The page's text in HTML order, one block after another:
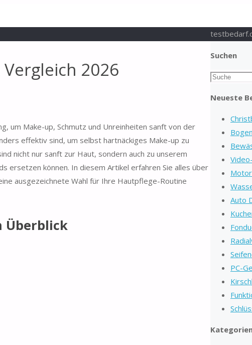
2026
um Make-up, Schmutz und Unreinheiten sanft von der
effektiv sind, um selbst hartnäckiges Make-up zu
nicht nur sanft zur Haut, sondern auch zu unserem
ersetzen können. In diesem Artikel erfahren Sie alles über
ausgezeichnete Wahl für Ihre Hautpflege-Routine
Überblick
Suchen
Suchen
Neueste
Auto
PC-